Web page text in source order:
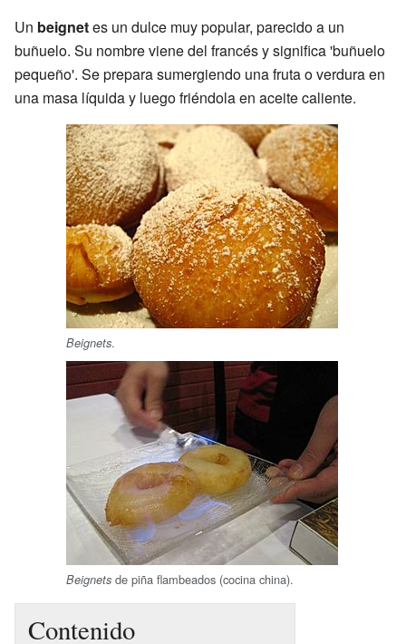
Un beignetes un dulce muy popular, parecido a un
buñuelo. Su nombre viene del francés y significa 'buñuelo
pequeño'. Se prepara sumergiendo una fruta o verdura en
una masa líquida y luego friéndola en aceite caliente.
Beignets.
Beignets de piña flambeados (cocina china).
Contenido